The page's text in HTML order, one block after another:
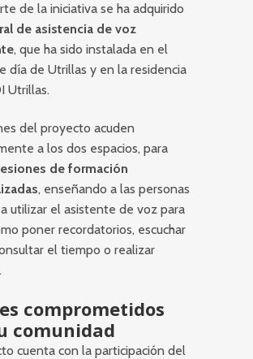
de la iniciativa se ha adquirido
de asistencia de voz
, que ha sido instalada en el
día de Utrillas y en la residencia
Utrillas.
del proyecto acuden
a los dos espacios, para
de formación
, enseñando a las personas
utilizar el asistente de voz para
poner recordatorios, escuchar
el tiempo o realizar
comprometidos
comunidad
cuenta con la participación del